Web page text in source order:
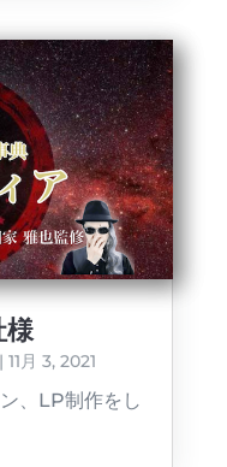
| 11月 3, 2021
、LP制作をし